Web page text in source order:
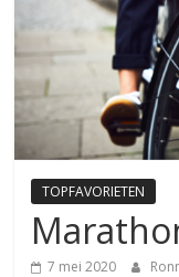
TOPFAVORIETEN
7 mei 2020